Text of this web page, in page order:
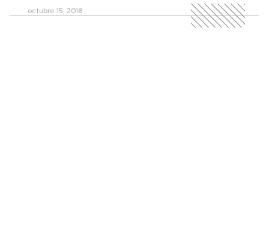
octubre 15, 2018